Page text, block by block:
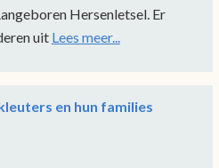
Hersenletsel. Er
uit Lees meer...
en hun families